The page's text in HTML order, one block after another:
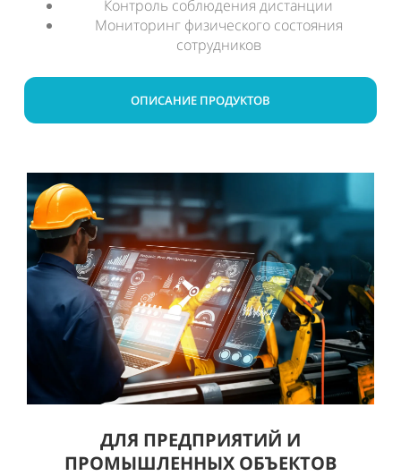
Контроль соблюдения дистанции
Мониторинг физического состояния
сотрудников
ОПИСАНИЕ ПРОДУКТОВ
ДЛЯ ПРЕДПРИЯТИЙ И
ПРОМЫШЛЕННЫХ ОБЪЕКТОВ